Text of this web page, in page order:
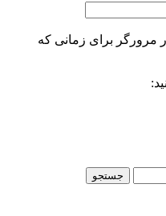
مرورگر برای زمانی که